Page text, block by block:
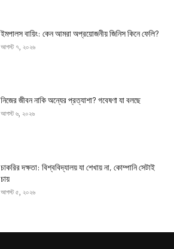
ইমপালস বায়িং: কেন আমরা অপ্রয়োজনীয় জিনিস কিনে ফেলি?
আগস্ট ৭, ২০২৬
নিজের জীবন নাকি অন্যের প্রত্যাশা? গবেষণা যা বলছে
আগস্ট ৬, ২০২৬
চাকরির দক্ষতা: বিশ্ববিদ্যালয় যা শেখায় না, কোম্পানি সেটাই
চায়
আগস্ট ৫, ২০২৬